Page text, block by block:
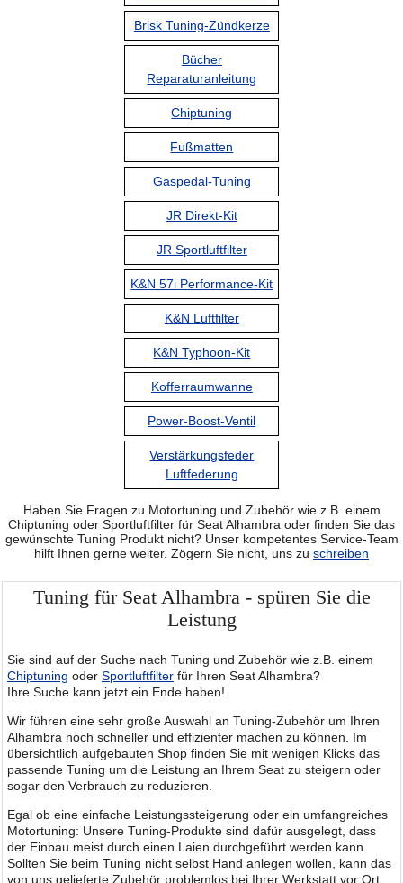
Brisk Tuning-Zündkerze
Bücher
Reparaturanleitung
Chiptuning
Fußmatten
Gaspedal-Tuning
JR Direkt-Kit
JR Sportluftfilter
K&N 57i Performance-Kit
K&N Luftfilter
K&N Typhoon-Kit
Kofferraumwanne
Power-Boost-Ventil
Verstärkungsfeder
Luftfederung
Haben Sie Fragen zu Motortuning und Zubehör wie z.B. einem
Chiptuning oder Sportluftfilter für Seat Alhambra oder finden Sie das
gewünschte Tuning Produkt nicht? Unser kompetentes Service-Team
hilft Ihnen gerne weiter. Zögern Sie nicht, uns zu schreiben
Tuning für Seat Alhambra - spüren Sie die
Leistung
Sie sind auf der Suche nach Tuning und Zubehör wie z.B. einem
Chiptuning oder Sportluftfilter für Ihren Seat Alhambra?
Ihre Suche kann jetzt ein Ende haben!
Wir führen eine sehr große Auswahl an Tuning-Zubehör um Ihren
Alhambra noch schneller und effizienter machen zu können. Im
übersichtlich aufgebauten Shop finden Sie mit wenigen Klicks das
passende Tuning um die Leistung an Ihrem Seat zu steigern oder
sogar den Verbrauch zu reduzieren.
Egal ob eine einfache Leistungssteigerung oder ein umfangreiches
Motortuning: Unsere Tuning-Produkte sind dafür ausgelegt, dass
der Einbau meist durch einen Laien durchgeführt werden kann.
Sollten Sie beim Tuning nicht selbst Hand anlegen wollen, kann das
von uns gelieferte Zubehör problemlos bei Ihrer Werkstatt vor Ort